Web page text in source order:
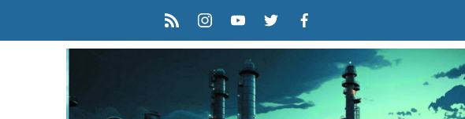
facebook
twitter
youtube
instagram
rss feed